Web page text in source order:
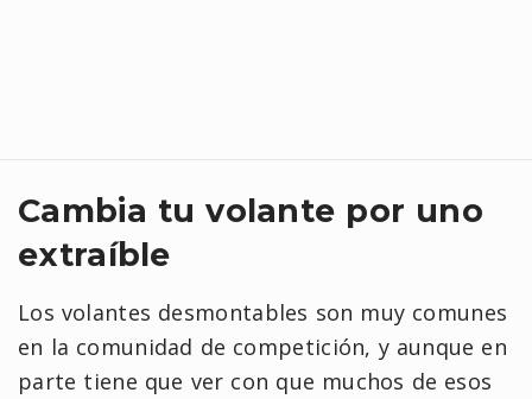
Cambia tu volante por uno
extraíble
Los volantes desmontables son muy comunes
en la comunidad de competición, y aunque en
parte tiene que ver con que muchos de esos